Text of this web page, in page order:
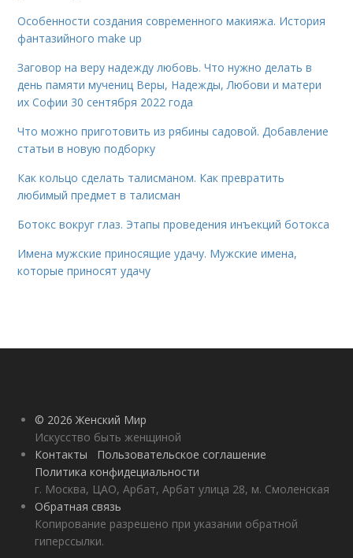
Особенности создания современного макияжа. История
фантазийного make up
Заговор на веру надежду любовь. Что нужно делать в
день памяти мучениц Веры, Надежды, Любови и матери
их Софии 30 сентября 2022 года
Что можно приготовить из рябины садовой. Добавление
статьи в новую подборку
Как кольцо сделать талисманом. Как превратить
любимый предмет в талисман
Ботокс вокруг глаз. Этапы проведения инъекций ботокса
Имена мужские приносящие удачу. Мужские имена,
которые приносят удачу
© 2026 Женский Мир
Искусство быть женщиной
Контакты
Пользовательское соглашение
Политика конфидециальности
г. Москва, ЦАО, Арбат, Арбат улица 28, м. Смоленская
Обратная связь
Копирование разрешено при указании обратной
гиперссылки.